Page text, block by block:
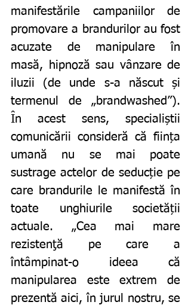
manifestările campaniilor de
promovare a brandurilor au fost
acuzate de manipulare în
masă, hipnoză sau vânzare de
iluzii (de unde s-a născut și
termenul de „brandwashed”).
În acest sens, specialiștii
comunicării consideră că ființa
umană nu se mai poate
sustrage actelor de seducție pe
care brandurile le manifestă în
toate unghiurile societății
actuale. „Cea mai mare
rezistenţă pe care a
întâmpinat-o ideea că
manipularea este extrem de
prezentă aici, în jurul nostru, se